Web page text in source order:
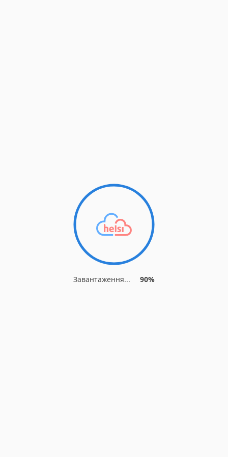
Завантаження... 90%